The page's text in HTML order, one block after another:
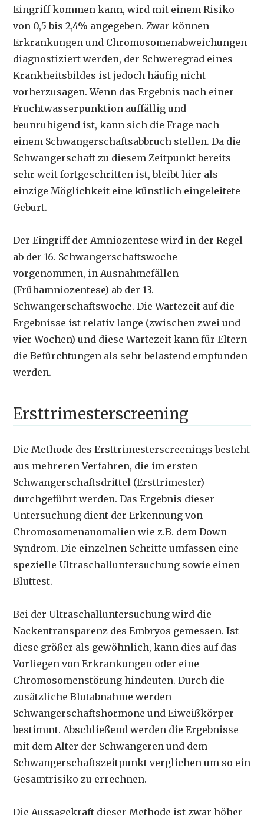
Eingriff kommen kann, wird mit einem Risiko
von 0,5 bis 2,4% angegeben. Zwar können
Erkrankungen und Chromosomenabweichungen
diagnostiziert werden, der Schweregrad eines
Krankheitsbildes ist jedoch häufig nicht
vorherzusagen. Wenn das Ergebnis nach einer
Fruchtwasserpunktion auffällig und
beunruhigend ist, kann sich die Frage nach
einem Schwangerschaftsabbruch stellen. Da die
Schwangerschaft zu diesem Zeitpunkt bereits
sehr weit fortgeschritten ist, bleibt hier als
einzige Möglichkeit eine künstlich eingeleitete
Geburt.
Der Eingriff der Amniozentese wird in der Regel
ab der 16. Schwangerschaftswoche
vorgenommen, in Ausnahmefällen
(Frühamniozentese) ab der 13.
Schwangerschaftswoche. Die Wartezeit auf die
Ergebnisse ist relativ lange (zwischen zwei und
vier Wochen) und diese Wartezeit kann für Eltern
die Befürchtungen als sehr belastend empfunden
werden.
Ersttrimesterscreening
Die Methode des Ersttrimesterscreenings besteht
aus mehreren Verfahren, die im ersten
Schwangerschaftsdrittel (Ersttrimester)
durchgeführt werden. Das Ergebnis dieser
Untersuchung dient der Erkennung von
Chromosomenanomalien wie z.B. dem Down-
Syndrom. Die einzelnen Schritte umfassen eine
spezielle Ultraschalluntersuchung sowie einen
Bluttest.
Bei der Ultraschalluntersuchung wird die
Nackentransparenz des Embryos gemessen. Ist
diese größer als gewöhnlich, kann dies auf das
Vorliegen von Erkrankungen oder eine
Chromosomenstörung hindeuten. Durch die
zusätzliche Blutabnahme werden
Schwangerschaftshormone und Eiweißkörper
bestimmt. Abschließend werden die Ergebnisse
mit dem Alter der Schwangeren und dem
Schwangerschaftszeitpunkt verglichen um so ein
Gesamtrisiko zu errechnen.
Die Aussagekraft dieser Methode ist zwar höher